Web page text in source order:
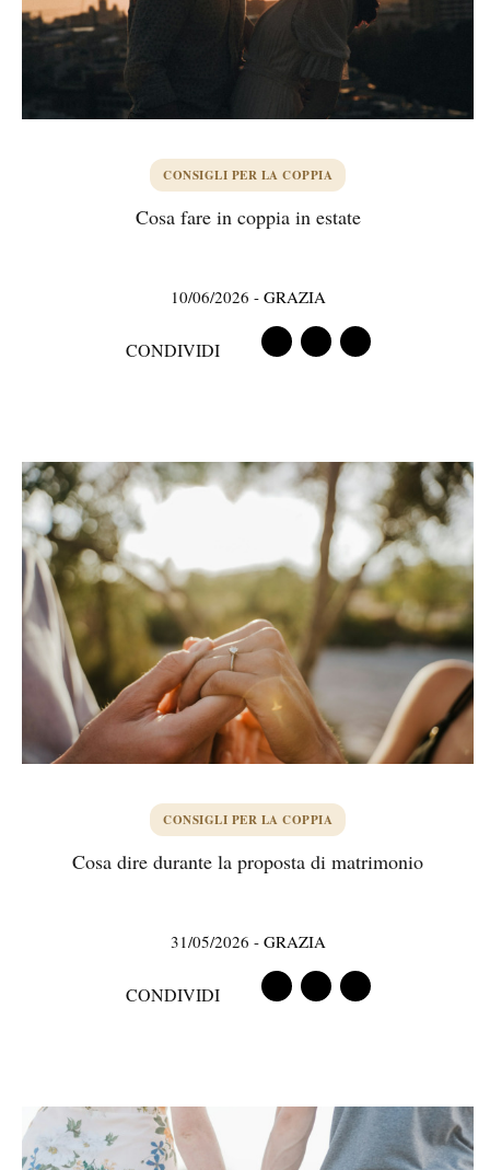
CONSIGLI PER LA COPPIA
Cosa fare in coppia in estate
10/06/2026 - GRAZIA
CONDIVIDI
CONSIGLI PER LA COPPIA
Cosa dire durante la proposta di matrimonio
31/05/2026 - GRAZIA
CONDIVIDI